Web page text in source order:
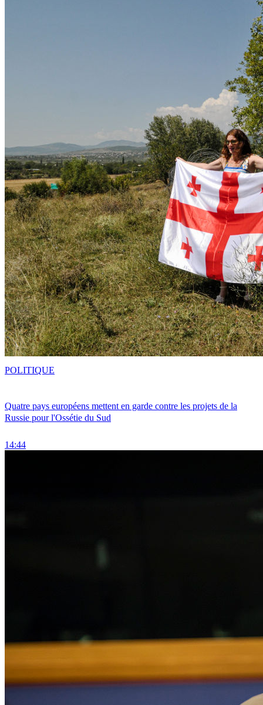
Quatre pays européens mettent en garde contre les projets de la
Russie pour l'Ossétie du Sud
14:44
POLITIQUE